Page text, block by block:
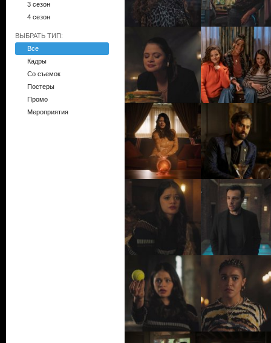
3 сезон
4 сезон
ВЫБРАТЬ ТИП:
Все
Кадры
Со съемок
Постеры
Промо
Мероприятия